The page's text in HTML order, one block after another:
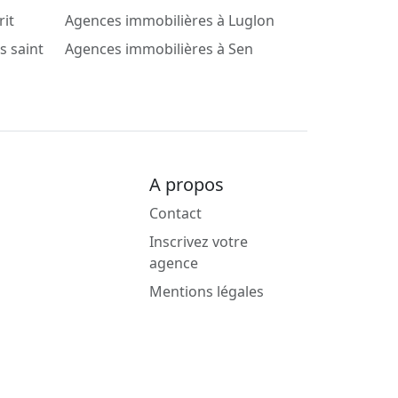
Agences immobilières à Luglon
saint
Agences immobilières à Sen
A propos
Contact
Inscrivez votre
agence
Mentions légales